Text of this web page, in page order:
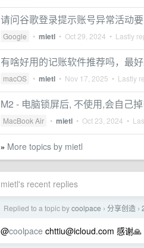
请问谷歌登录提示账号异常活动
Google • mietl • Oct 29, 2024 • Lastly
有啥好用的记账软件推荐吗，最
macOS • mietl • Nov 17, 2025 • Lastly
M2 - 电脑锁屏后, 不使用,会自己
MacBook Air • mietl • Oct 23, 2024 •
» More topics by mietl
mietl's recent replies
Replied to a topic bycoolpace › 分享创造 ›
@coolpace chttiu@icloud.com 感谢🙏